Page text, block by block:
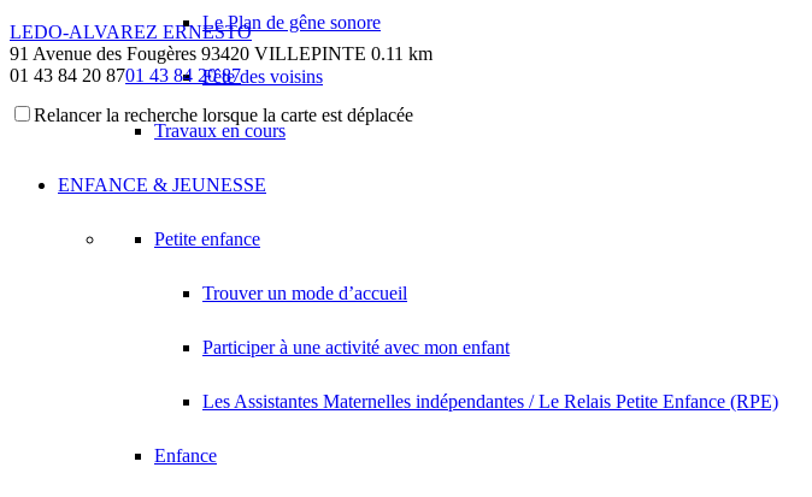
Le Plan de gêne sonore
Fête des voisins
Travaux en cours
ENFANCE & JEUNESSE
Petite enfance
Trouver un mode d’accueil
Participer à une activité avec mon enfant
Les Assistantes Maternelles indépendantes / Le Relais Petite Enfance (RPE)
Enfance
LEDO-ALVAREZ ERNESTO
91 Avenue des Fougères 93420 VILLEPINTE 0.11 km
01 43 84 20 8701 43 84 20 87
LOVELY
23 Avenue Roger Salengro 93420 Villepinte
ENERGIE PLUS
MATENSA
81 Avenue des Fougeres 93420 VILLEPINTE
0.13 km
26 Avenue Diderot 93420 VILLEPINTE 0.14 km
ADN LOGISTIQUE
Relancer la recherche lorsque la carte est déplacée